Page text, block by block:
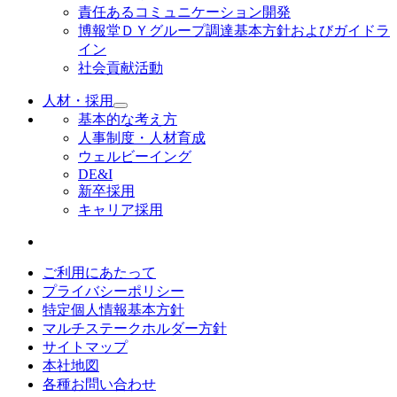
責任あるコミュニケーション開発
博報堂ＤＹグループ調達基本方針およびガイドラ
イン
社会貢献活動
人材・採用
基本的な考え方
人事制度・人材育成
ウェルビーイング
DE&I
新卒採用
キャリア採用
ご利用にあたって
プライバシーポリシー
特定個人情報基本方針
マルチステークホルダー方針
サイトマップ
本社地図
各種お問い合わせ